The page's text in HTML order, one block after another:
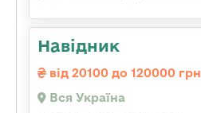
Навідник
від 20100 до 120000 грн
Вся Україна